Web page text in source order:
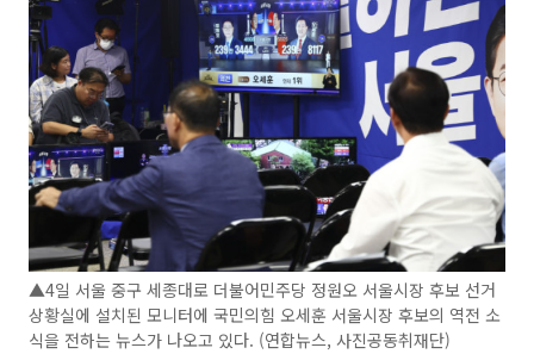
▲4일 서울 중구 세종대로 더불어민주당 정원오 서울시장 후보 선거
상황실에 설치된 모니터에 국민의힘 오세훈 서울시장 후보의 역전 소
식을 전하는 뉴스가 나오고 있다. (연합뉴스, 사진공동취재단)